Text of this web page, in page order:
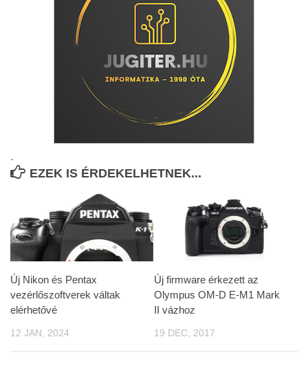
.
EZEK IS ÉRDEKELHETNEK...
Új Nikon és Pentax
vezérlőszoftverek váltak
elérhetővé
12 JAN, 2024
Új firmware érkezett az
Olympus OM-D E-M1 Mark
II vázhoz
19 DEC, 2017